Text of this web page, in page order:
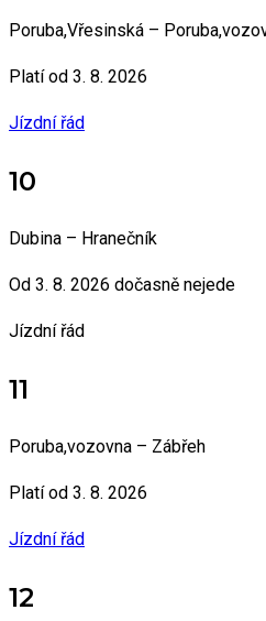
Poruba,Vřesinská –
Platí od 3. 8. 2026
Jízdní řád
10
Dubina – Hranečník
Od 3. 8. 2026 dočasně nejede
Jízdní řád
11
Poruba,vozovna – Zábřeh
Platí od 3. 8. 2026
Jízdní řád
12